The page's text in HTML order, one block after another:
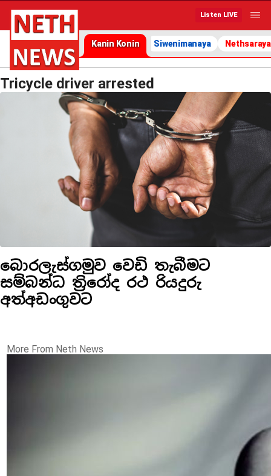
Listen LIVE
Kanin Konin Siwenimanaya Nethsaraya
Tricycle driver arrested
බොරලැස්ගමුව වෙඩි තැබීමට
සම්බන්ධ ත්‍රිරෝද රථ රියදුරු
අත්අඩංගුවට
More From Neth News